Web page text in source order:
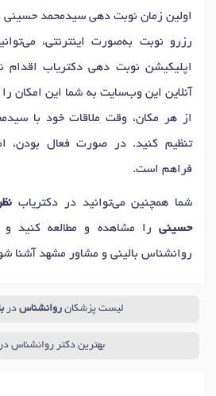
اولین زمان نوبت دهی سیدمحمد حسینی
رزرو نوبت به‌صورت اینترنتی،
اپلیکیشن نوبت دهی دکتریاب اقدام
آنلاین این وب‌سایت به شما این امکان
از هر مکان، وقت ملاقات خود با
تنظیم کنید. در صورت فعال بودن،
فراهم است.
شما همچنین می‌توانید در دکتریاب
حسینی را مشاهده و مطالعه کنید و
روانشناس بالینی و مشاور مشهد آشنا
لیست پزشکانروانشناس در
بهترین دکتر روانشناس